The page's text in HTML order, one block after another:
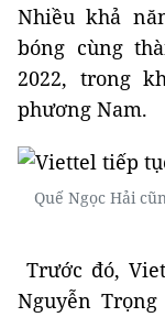
Nhiều khả
bóng cùng
2022, trong
phương Nam.
Quế Ngọc Hải
Trước đó,
Nguyễn